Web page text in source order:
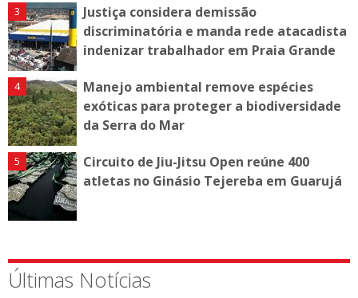
Justiça considera demissão
discriminatória e manda rede atacadista
indenizar trabalhador em Praia Grande
Manejo ambiental remove espécies
exóticas para proteger a biodiversidade
da Serra do Mar
Circuito de Jiu-Jitsu Open reúne 400
atletas no Ginásio Tejereba em Guarujá
Últimas Notícias